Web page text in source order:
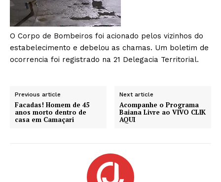
O Corpo de Bombeiros foi acionado pelos vizinhos do
estabelecimento e debelou as chamas. Um boletim de
ocorrencia foi registrado na 21 Delegacia Territorial.
Previous article
Facadas! Homem de 45
anos morto dentro de
casa em Camaçari
Next article
Acompanhe o Programa
Baiana Livre ao VIVO CLIK
AQUI